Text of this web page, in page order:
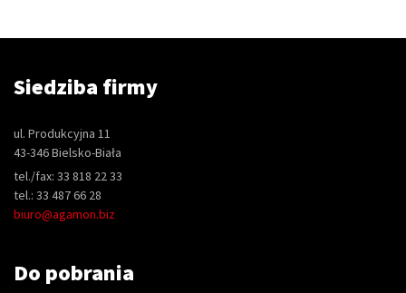
Siedziba firmy
ul. Produkcyjna 11
43-346 Bielsko-Biała
tel./fax: 33 818 22 33
tel.: 33 487 66 28
biuro@agamon.biz
Do pobrania